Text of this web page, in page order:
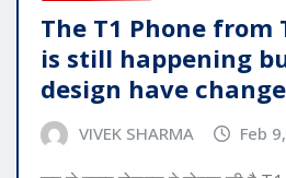
The T1 Phone from
is still happening
design have
VIVEK SHARMA Feb
जब से ट्रम्प मोबाइल ने घोषणा की है